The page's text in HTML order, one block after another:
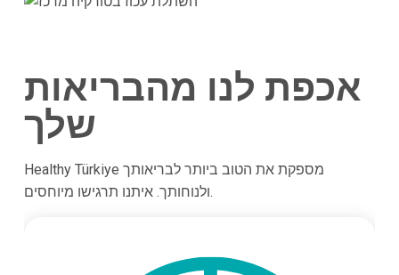
אכפת לנו מהבריאות
שלך
Healthy Türkiye מספקת את הטוב ביותר לבריאותך
ולנוחותך. איתנו תרגישו מיוחסים.